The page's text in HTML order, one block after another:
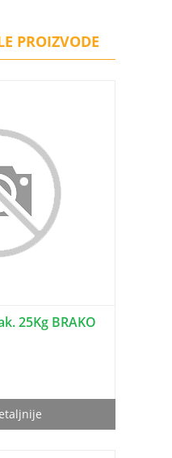
PROIZVODE
25Kg BRAKO